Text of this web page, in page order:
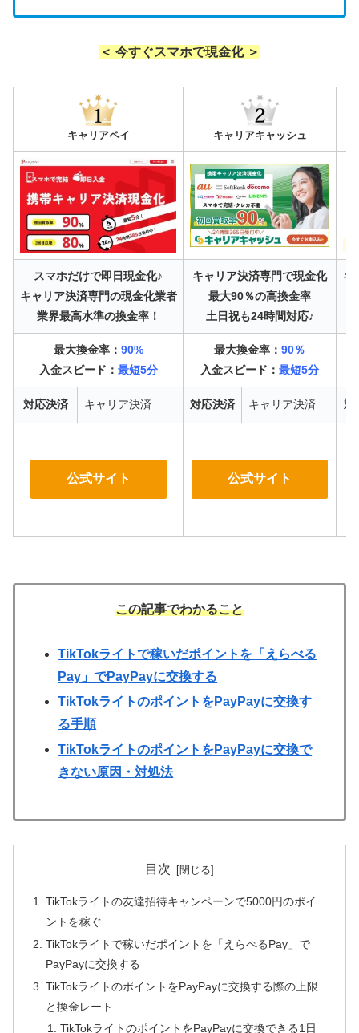
＜ 今すぐスマホで現金化 ＞
キャリアペイ キャリアキャッシュ
スマホだけで即日現金化♪
キャリア決済専門の現金化業者
業界最高水準の換金率！
キャリア決済専門で現金化
最大90％の高換金率
土日祝も24時間対応♪
キ
最大換金率： 90%
入金スピード： 最短5分
最大換金率： 90％
入金スピード： 最短5分
対応決済 キャリア決済 対応決済 キャリア決済 対
公式サイト 公式サイト
この記事でわかること
TikTokライトで稼いだポイントを「えらべる
Pay」でPayPayに交換する
TikTokライトのポイントをPayPayに交換す
る手順
TikTokライトのポイントをPayPayに交換で
きない原因・対処法
目次
TikTokライトの友達招待キャンペーンで5000円のポイ
ントを稼ぐ
TikTokライトで稼いだポイントを「えらべるPay」で
PayPayに交換する
TikTokライトのポイントをPayPayに交換する際の上限
と換金レート
TikTokライトのポイントをPayPayに交換できる1日